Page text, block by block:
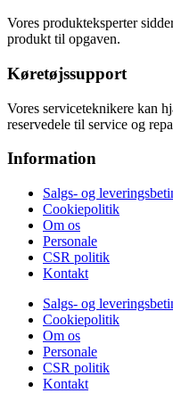
Vores produkteksperter
produkt til opgaven.
Køretøjssupport
Vores serviceteknikere kan
reservedele til service og
Information
Salgs- og
Cookiepolitik
Om os
Personale
CSR politik
Kontakt
Salgs- og
Cookiepolitik
Om os
Personale
CSR politik
Kontakt